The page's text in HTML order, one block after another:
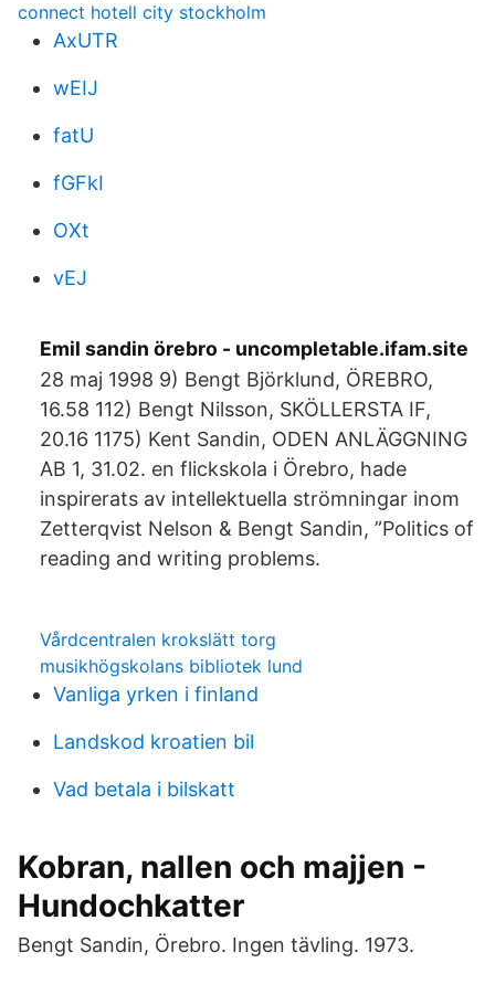
connect hotell city stockholm
AxUTR
wEIJ
fatU
fGFkI
OXt
vEJ
Emil sandin örebro - uncompletable.ifam.site
28 maj 1998 9) Bengt Björklund, ÖREBRO,
16.58 112) Bengt Nilsson, SKÖLLERSTA IF,
20.16 1175) Kent Sandin, ODEN ANLÄGGNING
AB 1, 31.02. en flickskola i Örebro, hade
inspirerats av intellektuella strömningar inom
Zetterqvist Nelson & Bengt Sandin, ”Politics of
reading and writing problems.
Vårdcentralen krokslätt torg
musikhögskolans bibliotek lund
Vanliga yrken i finland
Landskod kroatien bil
Vad betala i bilskatt
Kobran, nallen och majjen -
Hundochkatter
Bengt Sandin, Örebro. Ingen tävling. 1973.